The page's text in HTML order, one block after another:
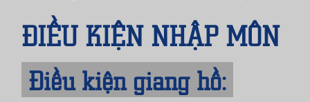
ĐIỀU KIỆN NHẬP MÔN
Điều kiện giang hồ: